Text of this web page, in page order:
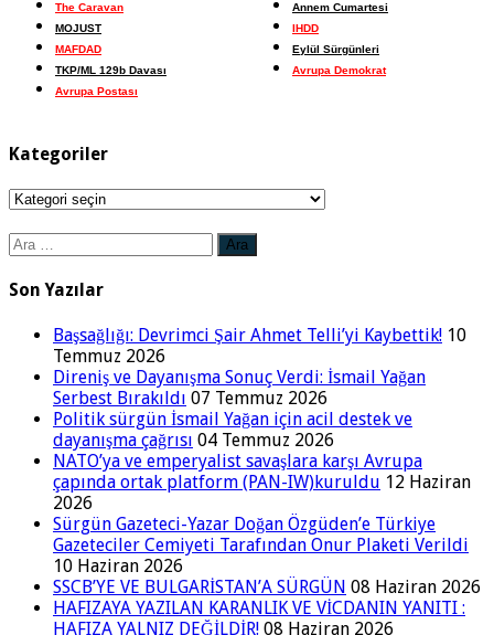
The Caravan
MOJUST
MAFDAD
TKP/ML 129b Davası
Avrupa Postası
Annem Cumartesi
IHDD
Eylül Sürgünleri
Avrupa Demokrat
Kategoriler
Kategoriler
Arama:
Son Yazılar
Başsağlığı: Devrimci Şair Ahmet Telli’yi Kaybettik! 10
Temmuz 2026
Direniş ve Dayanışma Sonuç Verdi: İsmail Yağan
Serbest Bırakıldı 07 Temmuz 2026
Politik sürgün İsmail Yağan için acil destek ve
dayanışma çağrısı 04 Temmuz 2026
NATO’ya ve emperyalist savaşlara karşı Avrupa
çapında ortak platform (PAN-IW)kuruldu 12 Haziran
2026
Sürgün Gazeteci-Yazar Doğan Özgüden’e Türkiye
Gazeteciler Cemiyeti Tarafından Onur Plaketi Verildi
10 Haziran 2026
SSCB’YE VE BULGARİSTAN’A SÜRGÜN 08 Haziran 2026
HAFIZAYA YAZILAN KARANLIK VE VİCDANIN YANITI :
HAFIZA YALNIZ DEĞİLDİR! 08 Haziran 2026